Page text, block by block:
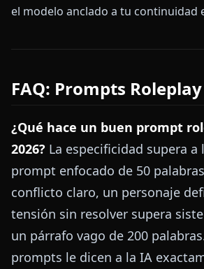
el modelo anclado a tu continuidad
FAQ: Prompts
¿Qué hace un buen prompt
2026? La especificidad supera
prompt enfocado de 50
conflicto claro, un personaje
tensión sin resolver supera
un párrafo vago de 200
prompts le dicen a la IA